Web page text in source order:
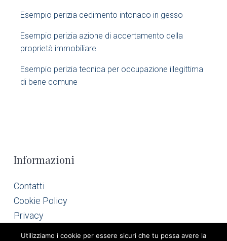
a
Esempio perizia cedimento intonaco in gesso
Esempio perizia azione di accertamento della
proprietà immobiliare​
Esempio perizia tecnica per occupazione illegittima
di bene comune​
t
Informazioni
Contatti
Cookie Policy
Privacy
Utilizziamo i cookie per essere sicuri che tu possa avere la